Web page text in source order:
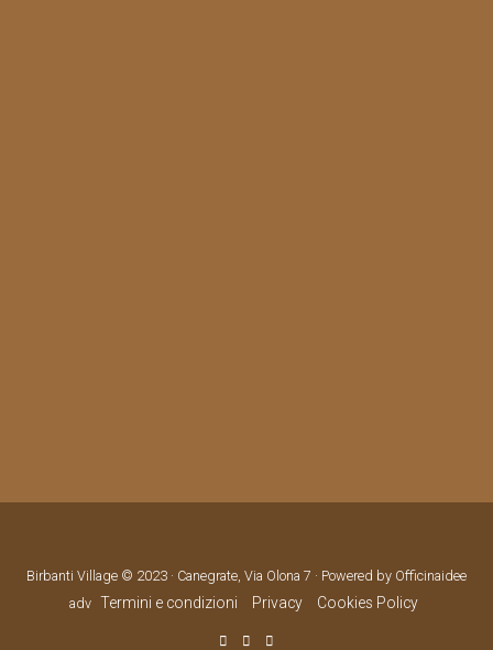
Birbanti Village © 2023 · Canegrate, Via Olona 7 · Powered by Officinaidee
adv Termini e condizioni Privacy Cookies Policy